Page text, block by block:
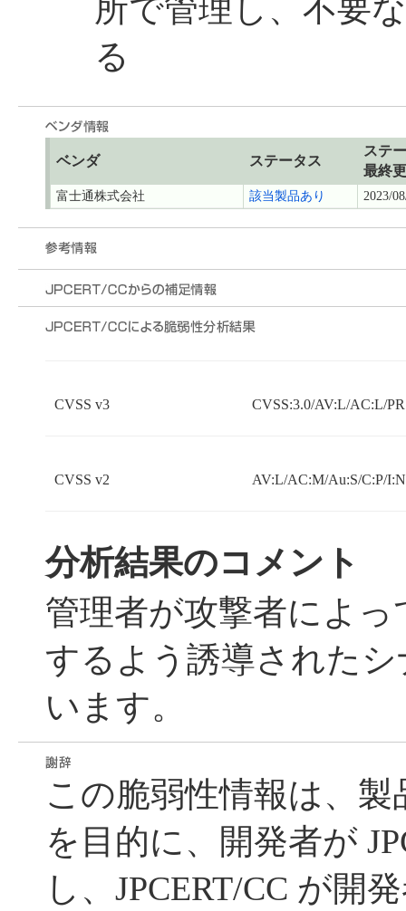
所で管理し、不要
る
ベンダ ステータス
ステ
最終
富士通株式会社 該当製品あり 2023/
CVSS v3 CVSS:3.0/AV:L/AC:L/
CVSS v2 AV:L/AC:M/Au:S/C:P/
分析結果のコメント
管理者が攻撃者によ
するよう誘導された
います。
この脆弱性情報は、
を目的に、開発者が
し、JPCERT/CC が開